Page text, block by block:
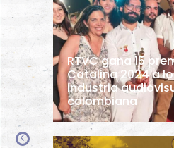
RTVC gana 15
Catalina 2024 a
industria
colombiana